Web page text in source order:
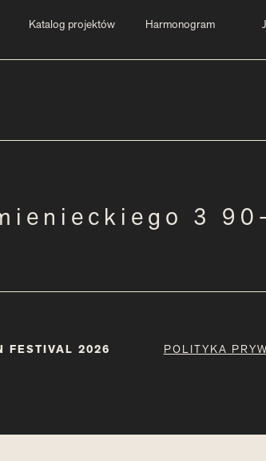
Katalog projektów Harmonogram
3
FESTIVAL 2026 POLITYKA